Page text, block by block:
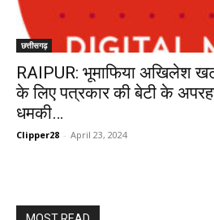
छत्तीसगढ़
RAIPUR: भूमाफिया अखिलेश
के लिए पत्रकार की बेटी के
धमकी…
Clipper28 - April 23, 2024